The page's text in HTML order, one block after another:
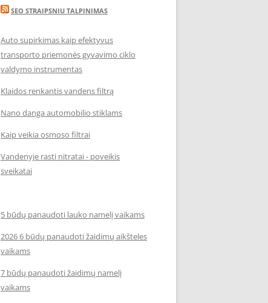
SEO STRAIPSNIU TALPINIMAS
Auto supirkimas kaip efektyvus
transporto priemonės gyvavimo ciklo
valdymo instrumentas
Klaidos renkantis vandens filtrą
Nano danga automobilio stiklams
Kaip veikia osmoso filtrai
Vandenyje rasti nitratai - poveikis
sveikatai
5 būdų panaudoti lauko namelį vaikams
2026 6 būdų panaudoti žaidimų aikšteles
vaikams
7 būdų panaudoti žaidimų namelį
vaikams